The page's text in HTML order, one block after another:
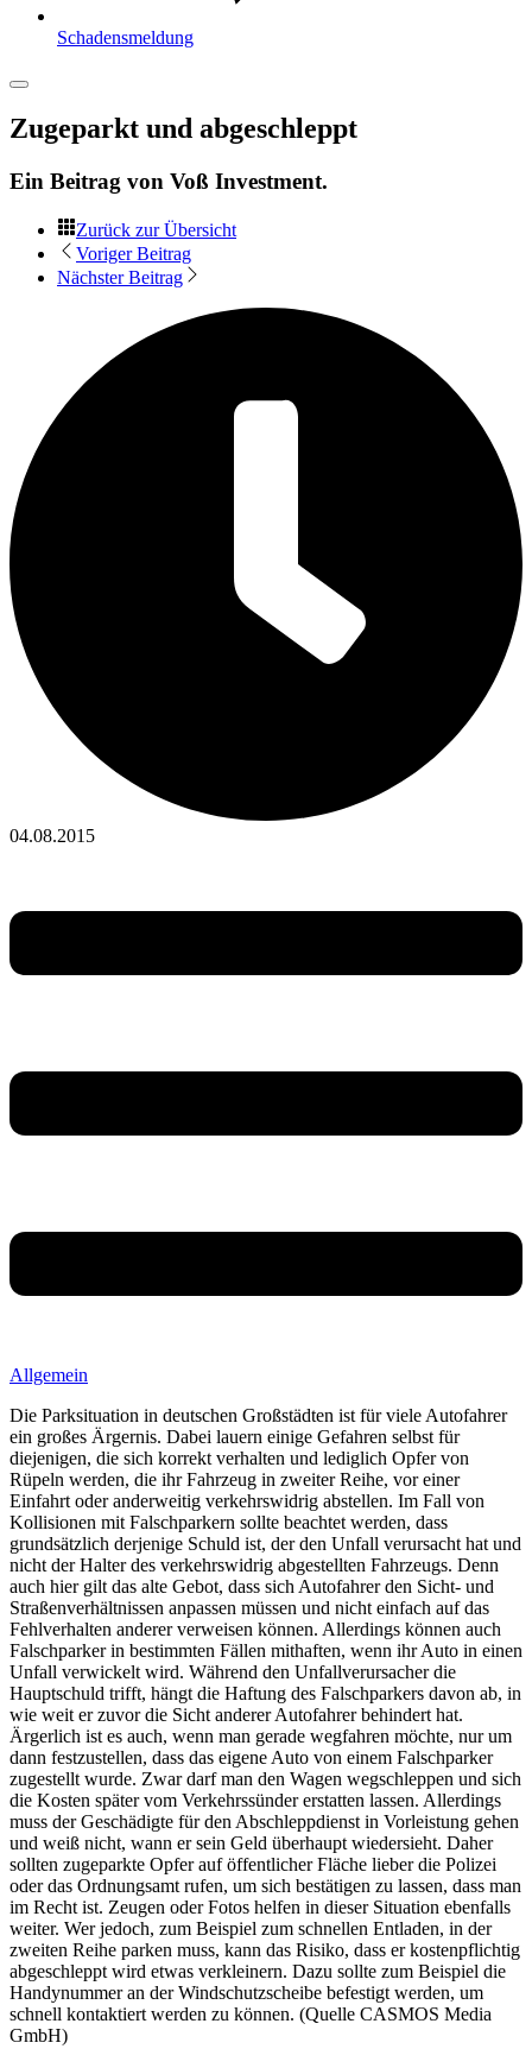
Schadensmeldung
Zugeparkt und abgeschleppt
Ein Beitrag von Voß Investment.
Zurück zur Übersicht
Voriger Beitrag
Nächster Beitrag
04.08.2015
Allgemein
Die Parksituation in deutschen Großstädten ist für viele Autofahrer
ein großes Ärgernis. Dabei lauern einige Gefahren selbst für
diejenigen, die sich korrekt verhalten und lediglich Opfer von
Rüpeln werden, die ihr Fahrzeug in zweiter Reihe, vor einer
Einfahrt oder anderweitig verkehrswidrig abstellen. Im Fall von
Kollisionen mit Falschparkern sollte beachtet werden, dass
grundsätzlich derjenige Schuld ist, der den Unfall verursacht hat und
nicht der Halter des verkehrswidrig abgestellten Fahrzeugs. Denn
auch hier gilt das alte Gebot, dass sich Autofahrer den Sicht- und
Straßenverhältnissen anpassen müssen und nicht einfach auf das
Fehlverhalten anderer verweisen können. Allerdings können auch
Falschparker in bestimmten Fällen mithaften, wenn ihr Auto in einen
Unfall verwickelt wird. Während den Unfallverursacher die
Hauptschuld trifft, hängt die Haftung des Falschparkers davon ab, in
wie weit er zuvor die Sicht anderer Autofahrer behindert hat.
Ärgerlich ist es auch, wenn man gerade wegfahren möchte, nur um
dann festzustellen, dass das eigene Auto von einem Falschparker
zugestellt wurde. Zwar darf man den Wagen wegschleppen und sich
die Kosten später vom Verkehrssünder erstatten lassen. Allerdings
muss der Geschädigte für den Abschleppdienst in Vorleistung gehen
und weiß nicht, wann er sein Geld überhaupt wiedersieht. Daher
sollten zugeparkte Opfer auf öffentlicher Fläche lieber die Polizei
oder das Ordnungsamt rufen, um sich bestätigen zu lassen, dass man
im Recht ist. Zeugen oder Fotos helfen in dieser Situation ebenfalls
weiter. Wer jedoch, zum Beispiel zum schnellen Entladen, in der
zweiten Reihe parken muss, kann das Risiko, dass er kostenpflichtig
abgeschleppt wird etwas verkleinern. Dazu sollte zum Beispiel die
Handynummer an der Windschutzscheibe befestigt werden, um
schnell kontaktiert werden zu können. (Quelle CASMOS Media
GmbH)